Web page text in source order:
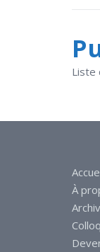
Liste
À